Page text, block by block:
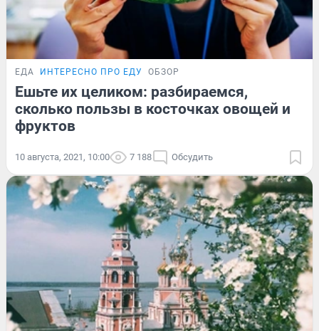
ЕДА ИНТЕРЕСНО ПРО ЕДУ ОБЗОР
Ешьте их целиком: разбираемся,
сколько пользы в косточках овощей и
фруктов
10 августа, 2021, 10:00 7 188 Обсудить